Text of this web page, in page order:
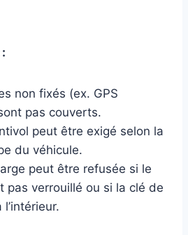
non fixés (ex. GPS
pas couverts.
peut être exigé selon la
du véhicule.
peut être refusée si le
pas verrouillé ou si la clé de